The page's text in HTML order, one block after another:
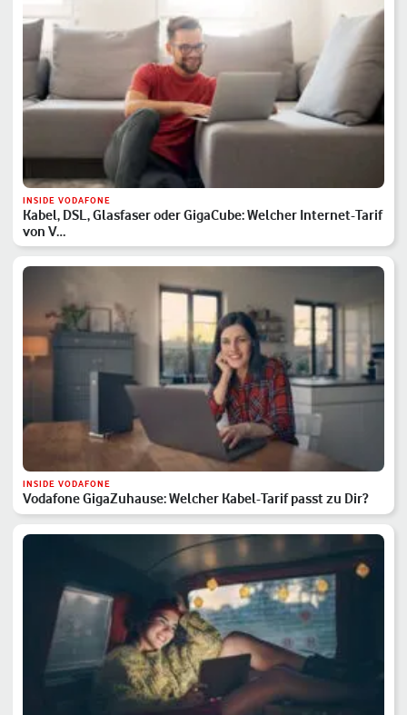
INSIDE VODAFONE
Kabel, DSL, Glasfaser oder GigaCube: Welcher Internet-Tarif
von V…
INSIDE VODAFONE
Vodafone GigaZuhause: Welcher Kabel-Tarif passt zu Dir?